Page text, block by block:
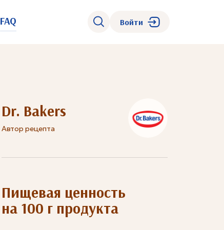
FAQ Войти
Dr. Bakers
Автор рецепта
Пищевая ценность
на 100 г продукта